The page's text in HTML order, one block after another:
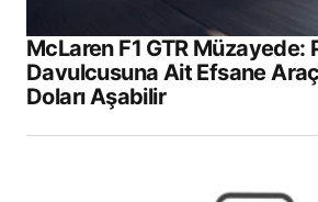
McLaren F1 GTR Müzayede:
Davulcusuna Ait Efsane
Doları Aşabilir